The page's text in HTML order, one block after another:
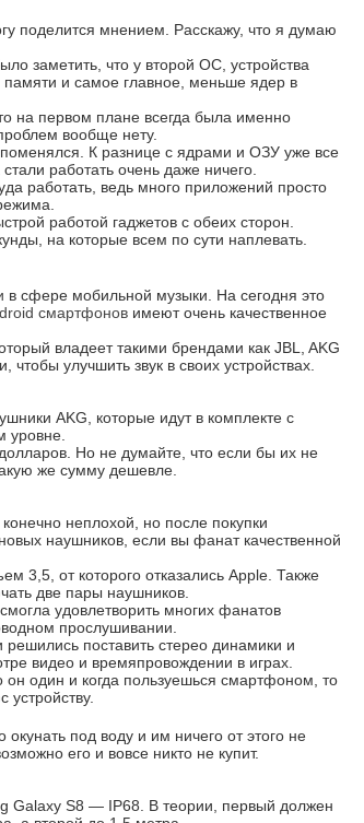
поделится мнением. Расскажу, что я думаю
заметить, что у второй ОС, устройства
и самое главное, меньше ядер в
на первом плане всегда была именно
вообще нету.
К разнице с ядрами и ОЗУ уже все
стали работать очень даже ничего.
работать, ведь много приложений просто
работой гаджетов с обеих сторон.
на которые всем по сути наплевать.
в сфере мобильной музыки. На сегодня это
смартфоновимеют очень качественное
владеет такими брендами как JBL, AKG
улучшить звук в своих устройствах.
AKG, которые идут в комплекте с
уровне.
Но не думайте, что если бы их не
же сумму дешевле.
неплохой, но после покупки
наушников, если вы фанат качественной
3,5, от которого отказались Apple. Также
две пары наушников.
удовлетворить многих фанатов
прослушивании.
поставить стерео динамики и
видео и времяпровождении в играх.
один и когда пользуешься смартфоном, то
под воду и им ничего от этого не
его и вовсе никто не купит.
Galaxy S8 — IP68. В теории, первый должен